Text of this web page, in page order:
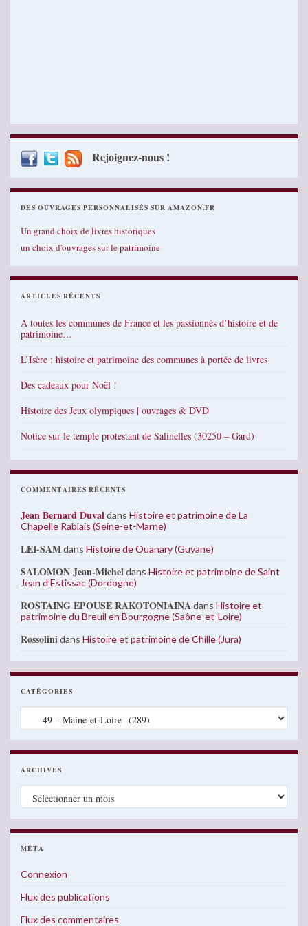
Rejoignez-nous !
DES OUVRAGES PERSONNALISÉS SUR AMAZON.FR
Un grand choix de livres historiques
un choix d'ouvrages sur le patrimoine
ARTICLES RÉCENTS
A toutes les communes de France et les passionnés d’histoire et de
patrimoine…
L’Isère : histoire et patrimoine des communes à portée de livres
Des cadeaux pour Noël !
Histoire des Jeux olympiques | ouvrages & DVD
Notice sur le temple protestant de Salinelles (30250 – Gard)
COMMENTAIRES RÉCENTS
Jean Bernard Duvaldans Histoire et patrimoine de La
Chapelle Rablais (Seine-et-Marne)
LEI-SAMdans Histoire de Ouanary (Guyane)
SALOMON Jean-Micheldans Histoire et patrimoine de Saint
Jean d’Estissac (Dordogne)
ROSTAING EPOUSE RAKOTONIAINAdans Histoire et
patrimoine du Breuil en Bourgogne (Saône-et-Loire)
Rossolinidans Histoire et patrimoine de Chille (Jura)
CATÉGORIES
Catégories
ARCHIVES
Archives
MÉTA
Connexion
Flux des publications
Flux des commentaires